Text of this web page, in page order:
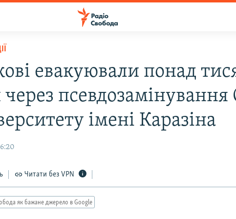
евакуювали понад
імені Каразіна
Читати без VPN
як бажане джерело в Google